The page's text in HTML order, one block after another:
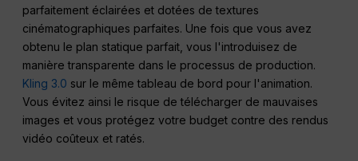
parfaitement éclairées et dotées de textures
cinématographiques parfaites. Une fois que vous avez
obtenu le plan statique parfait, vous l'introduisez de
manière transparente dans le processus de production.
Kling 3.0 sur le même tableau de bord pour l'animation.
Vous évitez ainsi le risque de télécharger de mauvaises
images et vous protégez votre budget contre des rendus
vidéo coûteux et ratés.